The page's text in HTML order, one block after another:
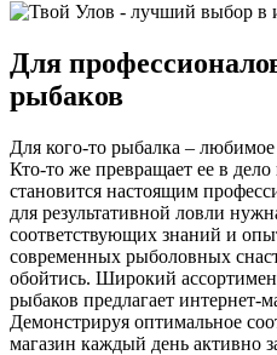
Для
рыбаков
Для кого-то рыбалка – любимое
Кто-то же превращает ее в
становится настоящим
для результативной ловли
соответствующих знаний и
современных рыболовных
обойтись. Широкий
рыбаков предлагает интернет-
Демонстрируя оптимальное
магазин каждый день активно